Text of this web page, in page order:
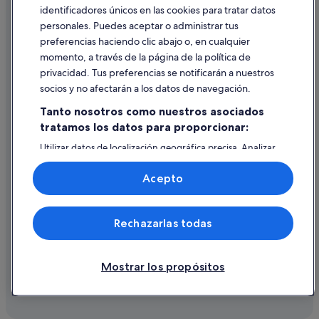
Casas privadas de vacaciones en Ares
Cabañas en Ares
Mugardos hoteles
Casas de campo en Franza
Ayuda
Cancelar un vuelo
Cancelar una reserva de hotel o de un alquiler vacacional
Utilizar un cupón de Expedia
Documentos para viajes internacionales
© 2026 Expedia, Inc., una empresa de Expedia Group. Todos los
derechos reservados. Expedia y el logotipo de Expedia son marcas
comerciales o marcas comerciales registradas de Expedia, Inc.
identificadores únicos en las cookies para tratar datos
personales. Puedes aceptar o administrar tus
preferencias haciendo clic abajo o, en cualquier
momento, a través de la página de la política de
privacidad. Tus preferencias se notificarán a nuestros
socios y no afectarán a los datos de navegación.
Tanto nosotros como nuestros asociados
tratamos los datos para proporcionar:
Utilizar datos de localización geográfica precisa. Analizar
activamente las características del dispositivo para su
identificación. Almacenar la información en un dispositivo
y/o acceder a ella. Publicidad y contenido personalizados,
medición de publicidad y contenido, investigación de
audiencia y desarrollo de servicios.
Lista de asociados (proveedores)
Mostrar los propósitos
Rechazarlas todas
Acepto